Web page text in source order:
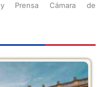
Prensa Cámara de